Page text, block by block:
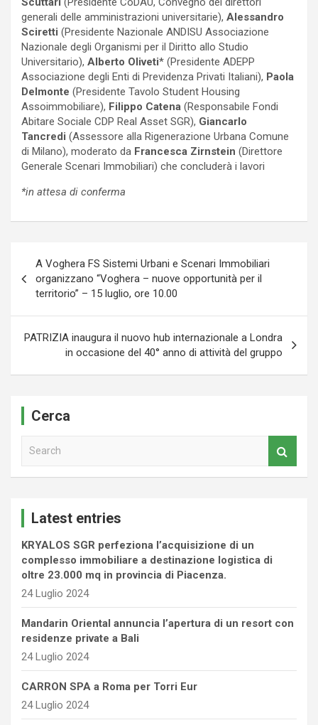
generali delle amministrazioni universitarie), Alessandro
Sciretti (Presidente Nazionale ANDISU Associazione
Nazionale degli Organismi per il Diritto allo Studio
Universitario), Alberto Oliveti* (Presidente ADEPP
Associazione degli Enti di Previdenza Privati Italiani), Paola
Delmonte (Presidente Tavolo Student Housing
Assoimmobiliare), Filippo Catena (Responsabile Fondi
Abitare Sociale CDP Real Asset SGR), Giancarlo
Tancredi (Assessore alla Rigenerazione Urbana Comune
di Milano), moderato da Francesca Zirnstein (Direttore
Generale Scenari Immobiliari) che concluderà i lavori
*in attesa di conferma
articoli
A Voghera FS Sistemi Urbani e Scenari Immobiliari
organizzano “Voghera – nuove opportunità per il
territorio” – 15 luglio, ore 10.00
PATRIZIA inaugura il nuovo hub internazionale a Londra
in occasione del 40° anno di attività del gruppo
Cerca
Latest entries
KRYALOS SGR perfeziona l’acquisizione di un
complesso immobiliare a destinazione logistica di
oltre 23.000 mq in provincia di Piacenza.
24 Luglio 2024
Mandarin Oriental annuncia l’apertura di un resort con
residenze private a Bali
24 Luglio 2024
CARRON SPA a Roma per Torri Eur
24 Luglio 2024